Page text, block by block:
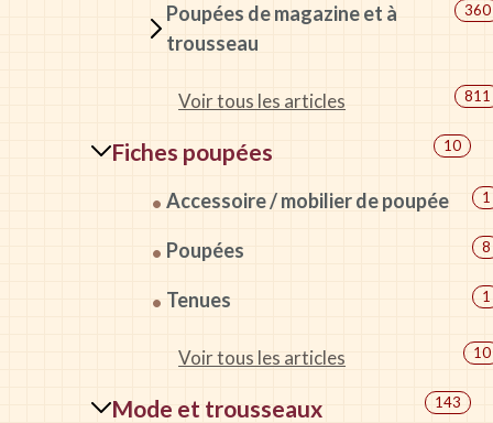
Poupées de magazine et à
trousseau
360
Voir tous les articles 811
Fiches poupées 10
Accessoire / mobilier de poupée 1
Poupées 8
Tenues 1
Voir tous les articles 10
Mode et trousseaux 143